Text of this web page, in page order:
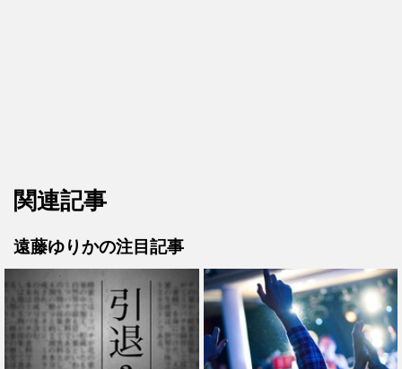
関連記事
遠藤ゆりかの注目記事